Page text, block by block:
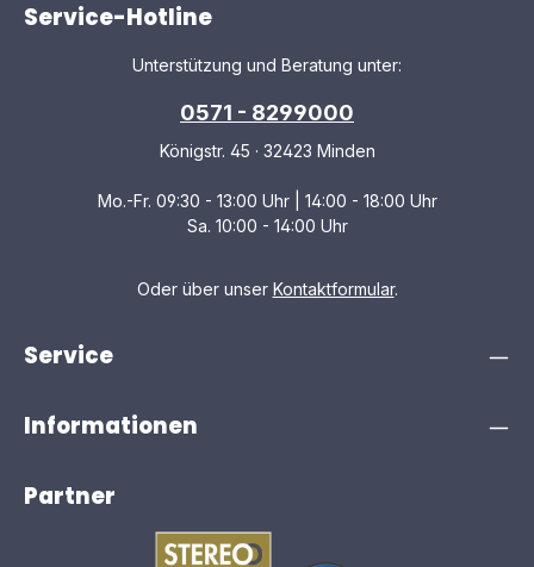
Service-Hotline
Unterstützung und Beratung unter:
0571 - 8299000
Königstr. 45 · 32423 Minden
Mo.-Fr. 09:30 - 13:00 Uhr | 14:00 - 18:00 Uhr
Sa. 10:00 - 14:00 Uhr
Oder über unser Kontaktformular.
Service
Informationen
Partner